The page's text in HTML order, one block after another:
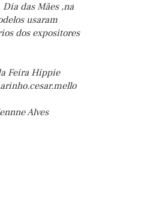
das Mães ,na
usaram
dos expositores
Feira Hippie
Alves